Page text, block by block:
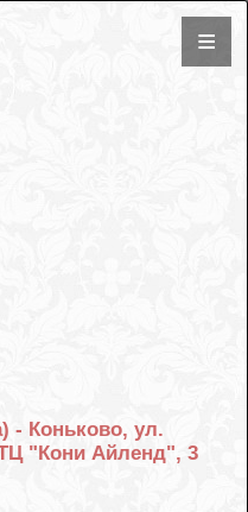
- Коньково, ул.
"Кони Айленд", 3